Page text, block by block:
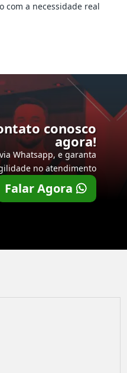
com a necessidade real
conosco
agora!
Whatsapp, e garanta
no atendimento
Falar Agora